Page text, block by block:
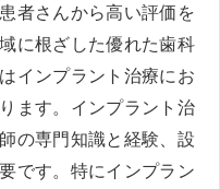
者さんから高い評価を
に根ざした優れた歯科
インプラント治療にお
ます。インプラント治
の専門知識と経験、設
です。特にインプラン